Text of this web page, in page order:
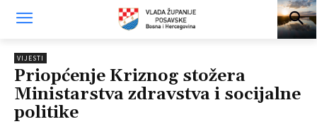
VIJESTI
Priopćenje Kriznog stožera
Ministarstva zdravstva i socijalne
politike